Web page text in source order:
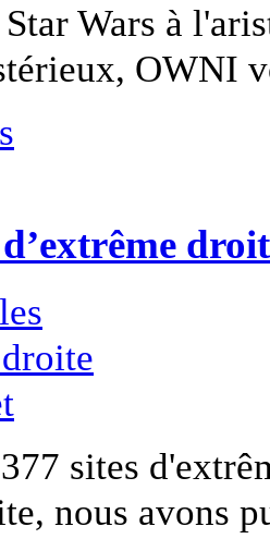
Wars à
OWNI
sites
nous avons